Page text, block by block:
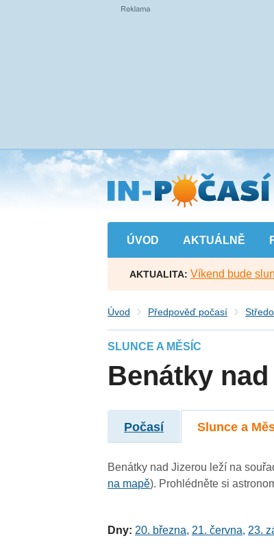
Přejít
na
hlavní
obsah
ÚVOD AKTUÁLNĚ
AKTUALITA: Víkend bude
Úvod Předpověď počasí
SLUNCE A MĚSÍC
Benátky
Počasí Slunce a
Benátky nad Jizerou leží na
na mapě). Prohlédněte si
Dny: 20. března, 21. června, 23.